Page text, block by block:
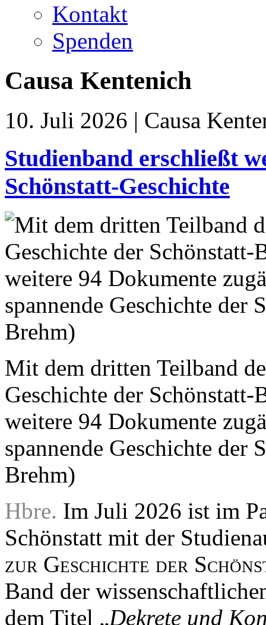
Kontakt
Spenden
Causa Kentenich
10. Juli 2026 | Causa
Studienband erschließt
Schönstatt-Geschichte
Mit dem dritten Teilband
Geschichte der
weitere 94 Dokumente
spannende Geschichte der
Brehm)
Hbre. Im Juli 2026 ist im
Schönstatt mit der
zur Geschichte der
Band der
dem Titel „Dekrete und